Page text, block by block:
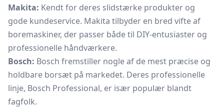
Makita: Kendt for deres slidstærke produkter og
gode kundeservice. Makita tilbyder en bred vifte af
boremaskiner, der passer både til DIY-entusiaster og
professionelle håndværkere.
Bosch: Bosch fremstiller nogle af de mest præcise og
holdbare borsæt på markedet. Deres professionelle
linje, Bosch Professional, er især populær blandt
fagfolk.